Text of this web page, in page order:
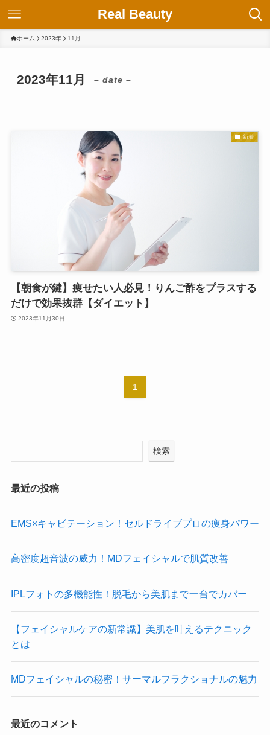
Real Beauty
ホーム 2023年 11月
2023年11月 – date –
新着
【朝食が鍵】痩せたい人必見！りんご酢をプラスする
だけで効果抜群【ダイエット】
2023年11月30日
1
検索
最近の投稿
EMS×キャビテーション！セルドライブプロの痩身パワー
高密度超音波の威力！MDフェイシャルで肌質改善
IPLフォトの多機能性！脱毛から美肌まで一台でカバー
【フェイシャルケアの新常識】美肌を叶えるテクニック
とは
MDフェイシャルの秘密！サーマルフラクショナルの魅力
最近のコメント